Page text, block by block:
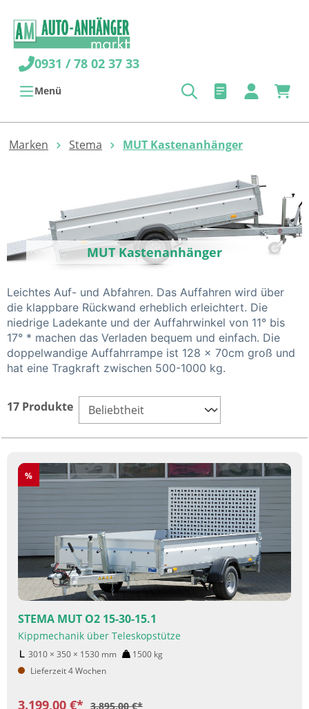
0931 / 78 02 37 33
Menü
Marken Stema MUT Kastenanhänger
MUT Kastenanhänger
Leichtes Auf- und Abfahren. Das Auffahren wird über
die klappbare Rückwand erheblich erleichtert. Die
niedrige Ladekante und der Auffahrwinkel von 11° bis
17° * machen das Verladen bequem und einfach. Die
doppelwandige Auffahrrampe ist 128 x 70cm groß und
hat eine Tragkraft zwischen 500-1000 kg.
17 Produkte
Rabatt
%
STEMA MUT O2 15-30-15.1
Kippmechanik über Teleskopstütze
3010 × 350 × 1530 mm 1500 kg
Lieferzeit 4 Wochen
3.199,00 €* 3.895,00 €*